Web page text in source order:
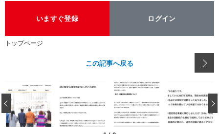
いますぐ登録 ログイン
トップページ
この記事へ戻る
‹